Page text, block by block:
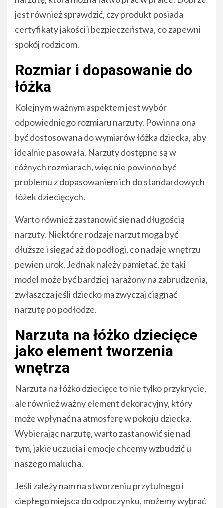
jest również sprawdzić, czy produkt posiada
certyfikaty jakości i bezpieczeństwa, co zapewni
spokój rodzicom.
Rozmiar i dopasowanie do
łóżka
Kolejnym ważnym aspektem jest wybór
odpowiedniego rozmiaru narzuty. Powinna ona
być dostosowana do wymiarów łóżka dziecka, aby
idealnie pasowała. Narzuty dostępne są w
różnych rozmiarach, więc nie powinno być
problemu z dopasowaniem ich do standardowych
łóżek dziecięcych.
Warto również zastanowić się nad długością
narzuty. Niektóre rodzaje narzut mogą być
dłuższe i sięgać aż do podłogi, co nadaje wnętrzu
pewien urok. Jednak należy pamiętać, że taki
model może być bardziej narażony na zabrudzenia,
zwłaszcza jeśli dziecko ma zwyczaj ciągnąć
narzutę po podłodze.
Narzuta na łóżko dziecięce
jako element tworzenia
wnętrza
Narzuta na łóżko dziecięce to nie tylko przykrycie,
ale również ważny element dekoracyjny, który
może wpłynąć na atmosferę w pokoju dziecka.
Wybierając narzutę, warto zastanowić się nad
tym, jakie uczucia i emocje chcemy wzbudzić u
naszego malucha.
Jeśli zależy nam na stworzeniu przytulnego i
ciepłego miejsca do odpoczynku, możemy wybrać